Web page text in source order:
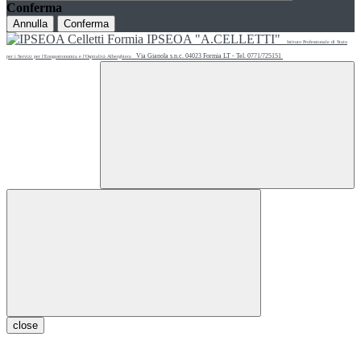
Conferma
Annulla Conferma
IPSEOA "A.CELLETTI" Istituto Professionale di Stato
per i Servizi per l'Enogastronomia e l'Ospitalità Alberghiera Via Gianola s.n.c. 04023 Formia LT - Tel. 0771/725151
close